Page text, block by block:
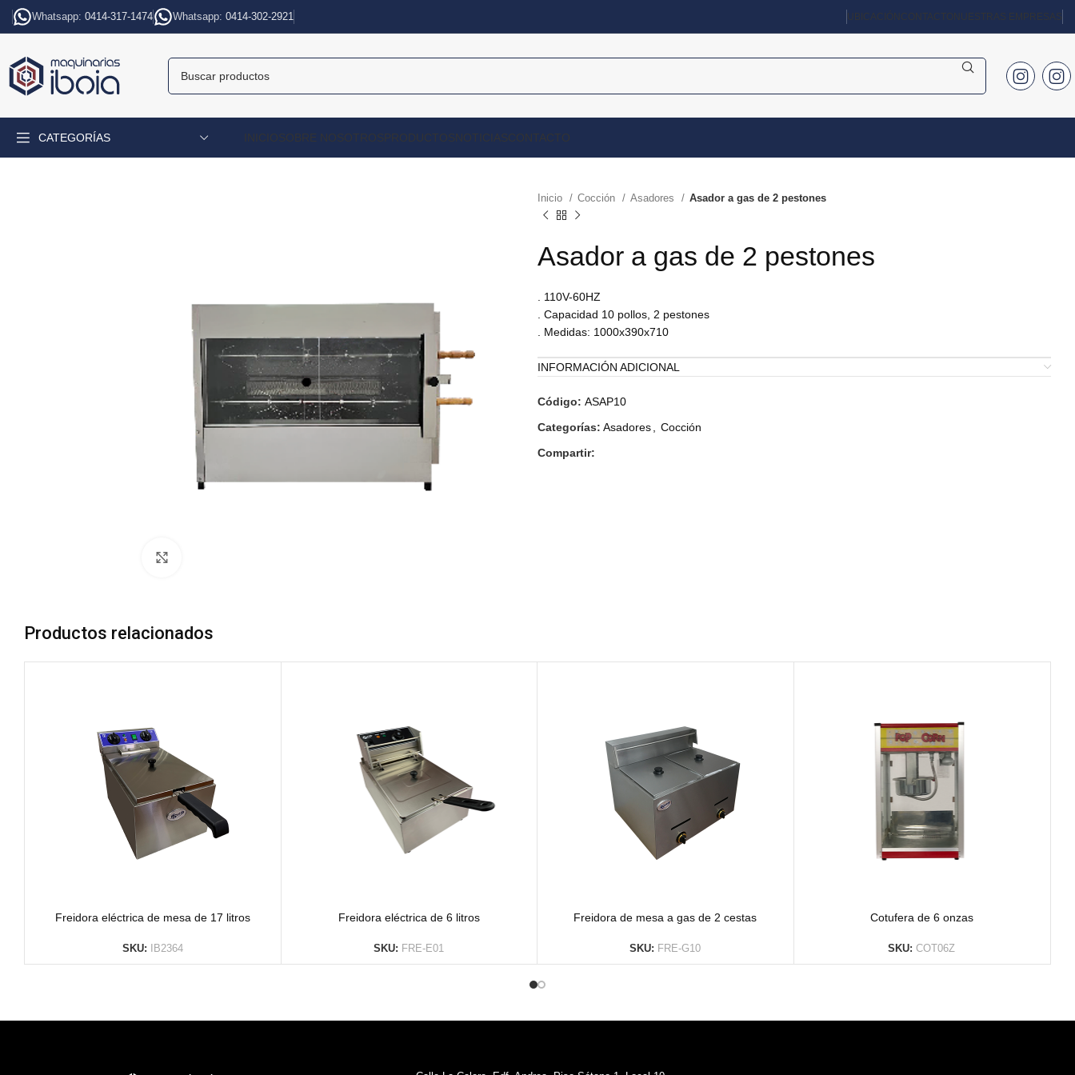
Whatsapp: 0414-317-1474 Whatsapp: 0414-302-2921 UBICACIÓN CONTACTONUESTRAS EMPRESAS
CATEGORÍAS INICIOSOBRE NOSOTROSPRODUCTOSNOTICIASCONTACTO
Inicio Cocción Asadores Asador a gas de 2 pestones
Asador a gas de 2 pestones
. 110V-60HZ
. Capacidad 10 pollos, 2 pestones
. Medidas: 1000x390x710
INFORMACIÓN ADICIONAL
Código: ASAP10
Categorías: Asadores
Cocción
Compartir:
Productos relacionados
Freidora eléctrica de mesa de 17 litros
SKU: IB2364
Freidora eléctrica de 6 litros
SKU: FRE-E01
Freidora de mesa a gas de 2 cestas
SKU: FRE-G10
Cotufera de 6 onzas
SKU:COT06Z